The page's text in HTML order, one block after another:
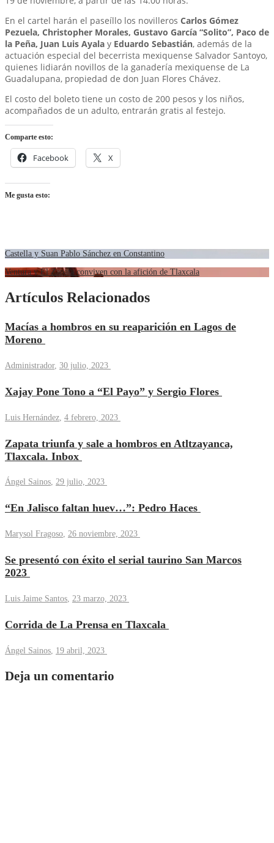
En el cartel harán el paseíllo los novilleros Carlos Gómez
Pezuela, Christopher Morales, Gustavo García “Solito”, Paco de
la Peña, Juan Luis Ayala y Eduardo Sebastián, además de la
actuación especial del becerrista mexiquense Salvador Santoyo,
quienes lidiarán novillos de la ganadería mexiquense de La
Guadalupana, propiedad de don Juan Flores Chávez.
El costo del boleto tiene un costo de 200 pesos y los niños,
acompañados de un adulto, entrarán gratis al festejo.
Comparte esto:
Facebook X
Me gusta esto:
Castella y Suan Pablo Sánchez en Constantino
Ventura y El Zapata conviven con la afición de Tlaxcala
Artículos Relacionados
Macías a hombros en su reaparición en Lagos de
Moreno
Administrador, 30 julio, 2023
Xajay Pone Tono a “El Payo” y Sergio Flores
Luis Hernández 4 febrero, 2023
Zapata triunfa y sale a hombros en Atltzayanca,
Tlaxcala. Inbox
Ángel Sainos, 29 julio, 2023
“En Jalisco faltan huev…”: Pedro Haces
Marysol Fragoso, 26 noviembre, 2023
Se presentó con éxito el serial taurino San Marcos
2023
Luis Jaime Santos, 23 marzo, 2023
Corrida de La Prensa en Tlaxcala
Ángel Sainos, 19 abril, 2023
Deja un comentario